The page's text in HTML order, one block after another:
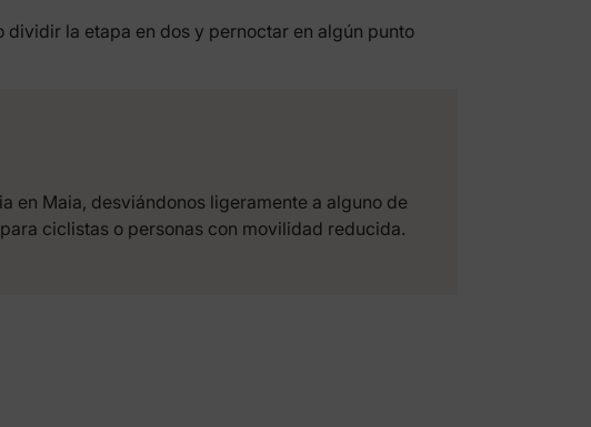
la etapa en dos y pernoctar en algún punto
en Maia, desviándonos ligeramente a alguno de
ciclistas o personas con movilidad reducida.